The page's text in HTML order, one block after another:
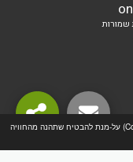
אתר זה משתמש ב"עוגיות" (Cookie) על-מנת להבטיח שתהנה מהחוויה